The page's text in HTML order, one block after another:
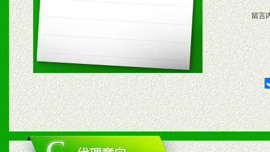
五、退换货制度
1、给予前期市场操作一定
2、对于临期，滞销品给予
六、服务优势
留言